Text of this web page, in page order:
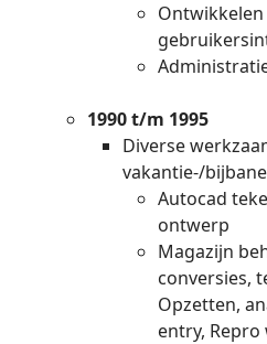
1990 t/m 1995
Diverse
vakantie-/
Autocad
ontwerp
Magazijn
conversies,
Opzetten,
entry,